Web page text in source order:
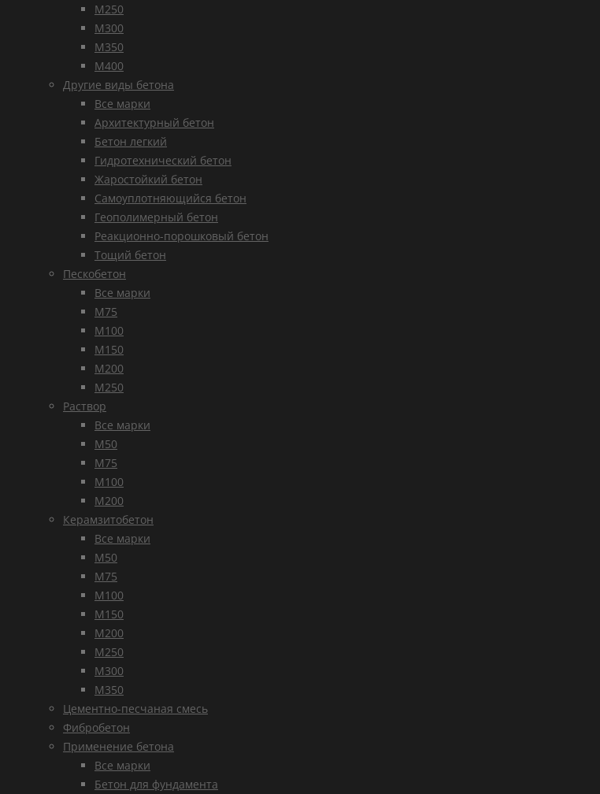
М250
М300
М350
М400
Другие виды бетона
Все марки
Архитектурный бетон
Бетон легкий
Гидротехнический бетон
Жаростойкий бетон
Самоуплотняющийся бетон
Геополимерный бетон
Реакционно-порошковый бетон
Тощий бетон
Пескобетон
Все марки
М75
М100
М150
М200
М250
Раствор
Все марки
М50
М75
М100
М200
Керамзитобетон
Все марки
М50
М75
М100
М150
М200
М250
М300
М350
Цементно-песчаная смесь
Фибробетон
Применение бетона
Все марки
Бетон для фундамента